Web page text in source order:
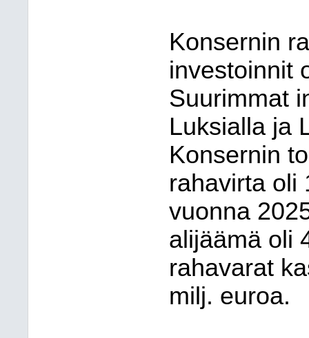
Konsernin
investoinnit
Suurimmat
Luksialla ja
Konsernin
rahavirta oli
vuonna
alijäämä oli
rahavarat
milj. euroa.